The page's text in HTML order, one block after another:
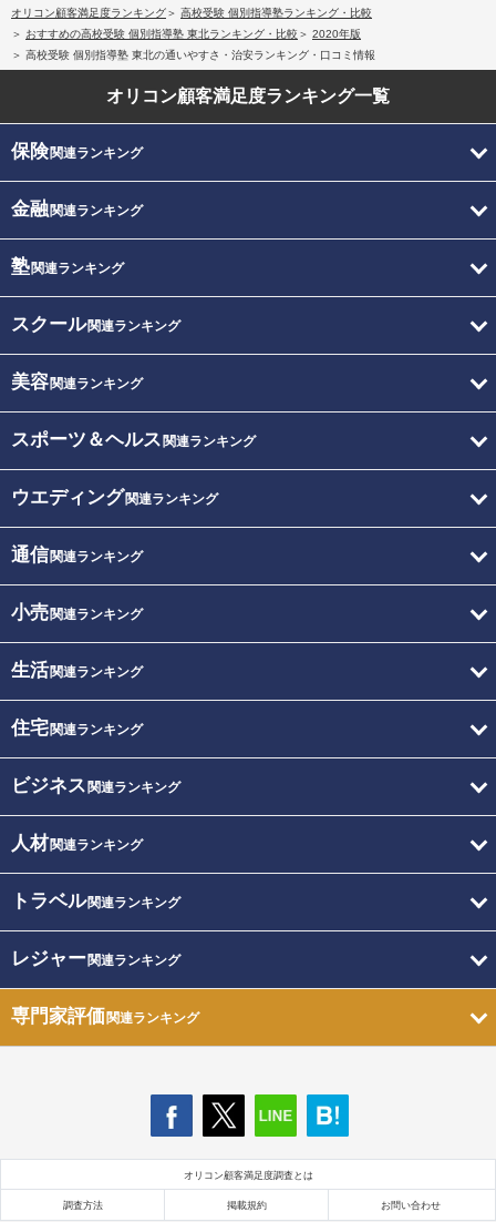
オリコン顧客満足度ランキング
高校受験 個別指導塾ランキング・比較
おすすめの高校受験 個別指導塾 東北ランキング・比較
2020年版
高校受験 個別指導塾 東北の通いやすさ・治安ランキング・口コミ情報
オリコン顧客満足度ランキング一覧
保険関連ランキング
金融関連ランキング
塾関連ランキング
スクール関連ランキング
美容関連ランキング
スポーツ＆ヘルス 関連ランキング
ウエディング関連ランキング
通信関連ランキング
小売関連ランキング
生活関連ランキング
住宅関連ランキング
ビジネス 関連ランキング
人材関連ランキング
トラベル関連ランキング
レジャー関連ランキング
専門家評価関連ランキング
オリコン顧客満足度調査とは
調査方法 掲載規約 お問い合わせ